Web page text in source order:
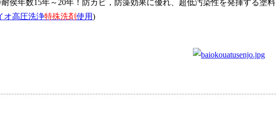
侯年数15年～20年！防カビ，防藻効果に優れ、超低汚染性を発揮する塗料
オ高圧洗浄特殊洗剤使用)